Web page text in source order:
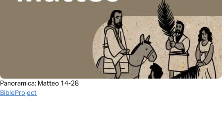
Panoramica: Matteo 14-28
BibleProject